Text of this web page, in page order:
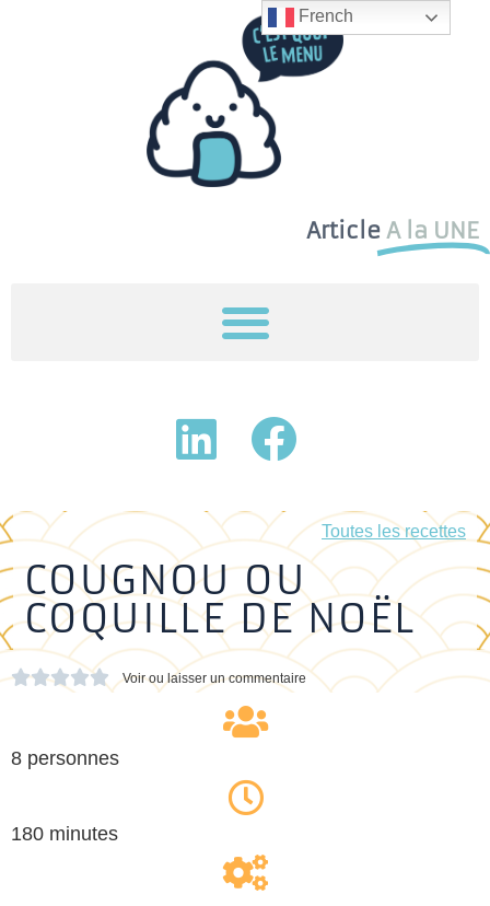
Article A la UNE
Toutes les recettes
COUGNOU OU
COQUILLE DE NOËL
 Voir ou laisser un commentaire
8 personnes
180 minutes
French